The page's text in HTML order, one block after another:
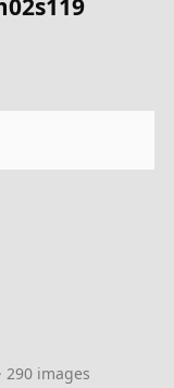
· 290 images